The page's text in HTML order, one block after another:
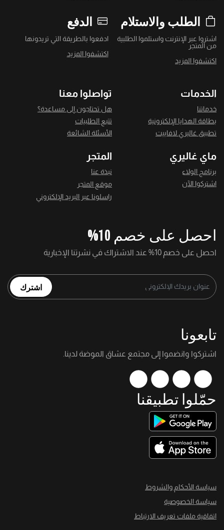
الطلب والاستلام
اشتروا عبر الإنترنت واستلموا الطلبية
من المتجر
اكتشفوا المزيد
الدفع
ادفعوا بالطريقة التي تريدونها
اكتشفوا المزيد
الخدمات
خدماتنا
بطاقة الهدايا الإلكترونية
تطبيق غاليري لافاييت
تواصلوا معنا
هل تحتاجون إلى مساعدة؟
تتبع الطلبيات
الأسئلة الشائعة
ماي غاليري
برنامج الولاء
اشتركوا الآن
المتجر
نبذة عنا
موقع المتجر
راسلونا عبر البريد الإلكتروني
احصل على خصم 10%
احصل على خصم 10% عند الاشتراك في نشرتنا الإخبارية
اشترك
تابعونا
اشتركوا وانضموا إلى مجتمع عشاق الموضة لدينا.
حمّلوا تطبيقنا
سياسة الأحكام والشروط
سياسة الخصوصية
اتفاقية ملفات تعريف الارتباط